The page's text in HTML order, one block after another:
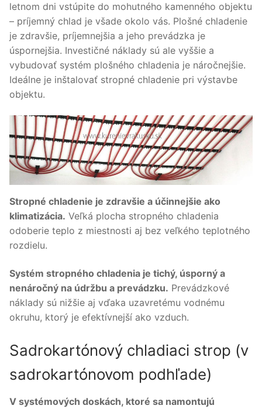
letnom dni vstúpite do mohutného kamenného objektu
– príjemný chlad je všade okolo vás. Plošné chladenie
je zdravšie, príjemnejšia a jeho prevádzka je
úspornejšia. Investičné náklady sú ale vyššie a
vybudovať systém plošného chladenia je náročnejšie.
Ideálne je inštalovať stropné chladenie pri výstavbe
objektu.
Stropné chladenie je zdravšie a účinnejšie ako
klimatizácia. Veľká plocha stropného chladenia
odoberie teplo z miestnosti aj bez veľkého teplotného
rozdielu.
Systém stropného chladenia je tichý, úsporný a
nenáročný na údržbu a prevádzku. Prevádzkové
náklady sú nižšie aj vďaka uzavretému vodnému
okruhu, ktorý je efektívnejší ako vzduch.
Sadrokartónový chladiaci strop (v
sadrokartónovom podhľade)
V systémových doskách, ktoré sa namontujú